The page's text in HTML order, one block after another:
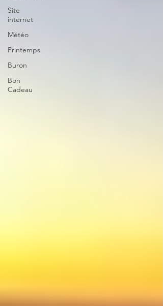
Site
internet
Météo
Printemps
Buron
Bon
Cadeau